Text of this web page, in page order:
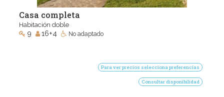
Casa completa
Habitación doble
9 16+4 No adaptado
Para ver precios selecciona preferencias
Consultar disponibilidad